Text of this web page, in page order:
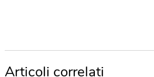
Articoli correlati